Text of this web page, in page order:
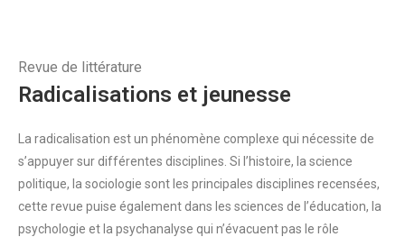
Revue de littérature
Radicalisations et jeunesse
La radicalisation est un phénomène complexe qui nécessite de
s’appuyer sur différentes disciplines. Si l’histoire, la science
politique, la sociologie sont les principales disciplines recensées,
cette revue puise également dans les sciences de l’éducation, la
psychologie et la psychanalyse qui n’évacuent pas le rôle